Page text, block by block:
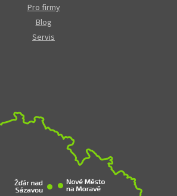
Pro firmy
Blog
Servis